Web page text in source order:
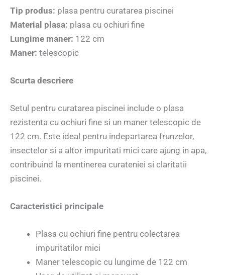
Tip produs: plasa pentru curatarea piscinei
Material plasa: plasa cu ochiuri fine
Lungime maner: 122 cm
Maner: telescopic
Scurta descriere
Setul pentru curatarea piscinei include o plasa
rezistenta cu ochiuri fine si un maner telescopic de
122 cm. Este ideal pentru indepartarea frunzelor,
insectelor si a altor impuritati mici care ajung in apa,
contribuind la mentinerea curateniei si claritatii
piscinei.
Caracteristici principale
Plasa cu ochiuri fine pentru colectarea
impuritatilor mici
Maner telescopic cu lungime de 122 cm